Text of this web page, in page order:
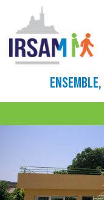
ENSEMBLE,